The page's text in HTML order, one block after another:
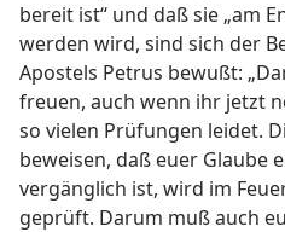
bereit ist“ und daß sie „am
werden wird, sind sich der
Apostels Petrus bewußt:
freuen, auch wenn ihr jetzt
so vielen Prüfungen leidet.
beweisen, daß euer Glaube
vergänglich ist, wird im
geprüft. Darum muß auch